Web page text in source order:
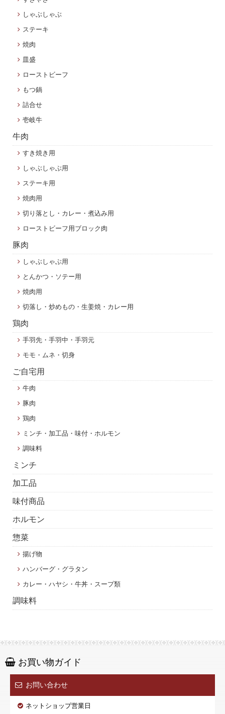
しゃぶしゃぶ
ステーキ
焼肉
皿盛
ローストビーフ
もつ鍋
詰合せ
壱岐牛
牛肉
すき焼き用
しゃぶしゃぶ用
ステーキ用
焼肉用
切り落とし・カレー・煮込み用
ローストビーフ用ブロック肉
豚肉
しゃぶしゃぶ用
とんかつ・ソテー用
焼肉用
切落し・炒めもの・生姜焼・カレー用
鶏肉
手羽先・手羽中・手羽元
モモ・ムネ・切身
ご自宅用
牛肉
豚肉
鶏肉
ミンチ・加工品・味付・ホルモン
調味料
ミンチ
加工品
味付商品
ホルモン
惣菜
揚げ物
ハンバーグ・グラタン
カレー・ハヤシ・牛丼・スープ類
調味料
お買い物ガイド
お問い合わせ
ネットショップ営業日